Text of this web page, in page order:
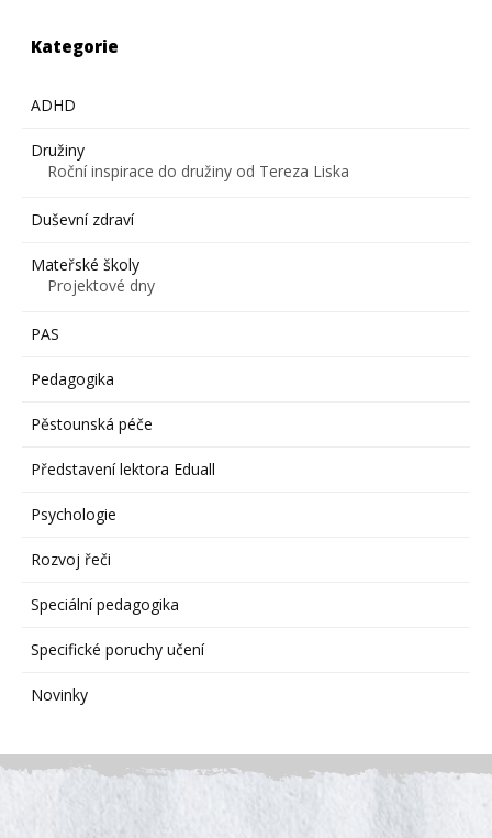
Kategorie
ADHD
Družiny
Roční inspirace do družiny od Tereza Liska
Duševní zdraví
Mateřské školy
Projektové dny
PAS
Pedagogika
Pěstounská péče
Představení lektora Eduall
Psychologie
Rozvoj řeči
Speciální pedagogika
Specifické poruchy učení
Novinky